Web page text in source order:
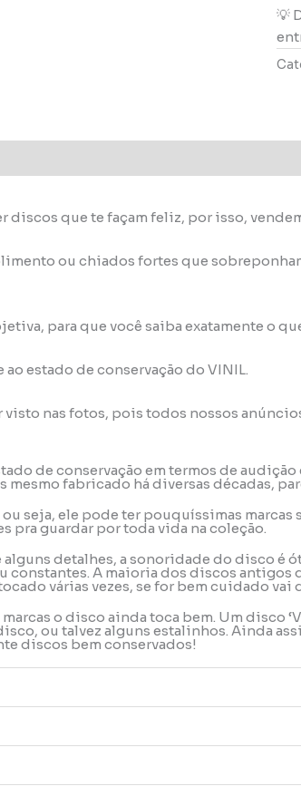
💡
que te façam feliz, por isso,
ou chiados fortes que
para que você saiba exatamente o
estado de conservação do VINIL.
visto nas fotos, pois todos nossos
de conservação em termos de
mesmo fabricado há diversas décadas,
seja, ele pode ter pouquíssimas
pra guardar por toda vida na coleção.
detalhes, a sonoridade do disco é
constantes. A maioria dos discos antigos
várias vezes, se for bem cuidado vai
o disco ainda toca bem. Um disco
ou talvez alguns estalinhos. Ainda
discos bem conservados!